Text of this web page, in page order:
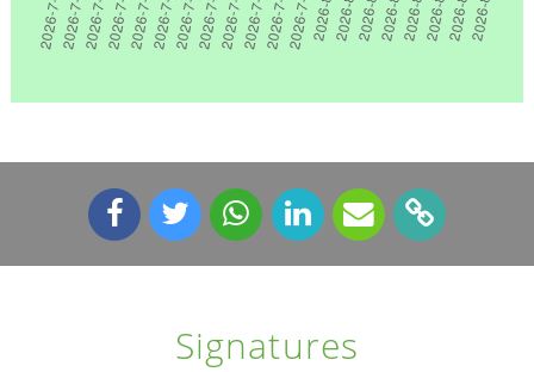
Signatures